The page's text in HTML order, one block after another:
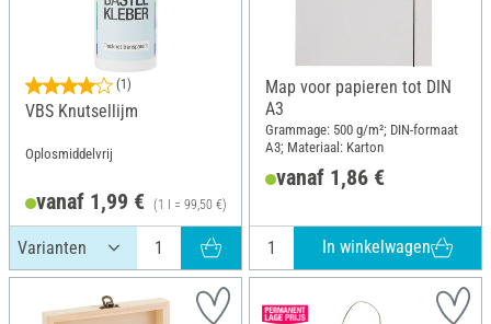
(1)
VBS Knutsellijm
Oplosmiddelvrij
vanaf 1,99 € (1 l = 99,50 €)
Map voor papieren tot DIN
A3
Grammage: 500 g/m²; DIN-formaat
A3; Materiaal: Karton
vanaf 1,86 €
In winkelwagen